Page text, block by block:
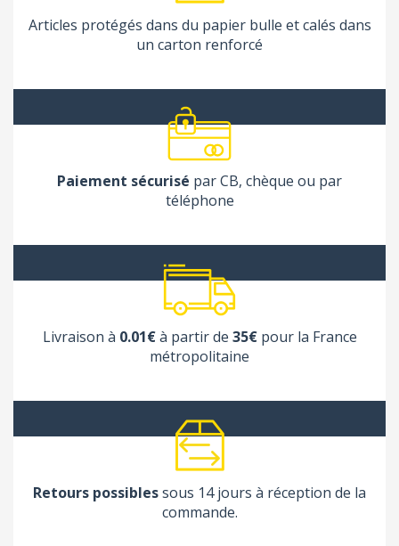
Articles protégés dans du papier bulle et calés dans
un carton renforcé
Paiement sécurisé par CB, chèque ou par
téléphone
Livraison à 0.01€à partir de 35€pour la France
métropolitaine
Retours possiblessous 14 jours à réception de la
commande.